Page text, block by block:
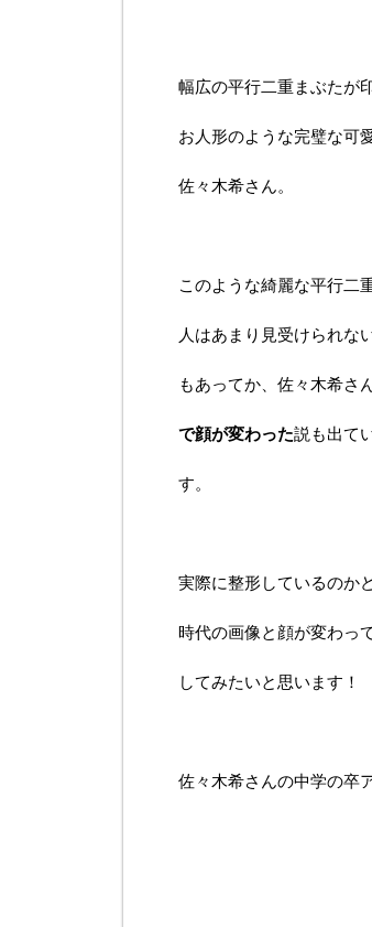
幅広の平行二重まぶたが
お人形のような完璧な可
佐々木希さん。
このような綺麗な平行二
人はあまり見受けられな
もあってか、佐々木希さ
で顔が変わった説も出て
す。
実際に整形しているのか
時代の画像と顔が変わっ
してみたいと思います！
佐々木希さんの中学の卒